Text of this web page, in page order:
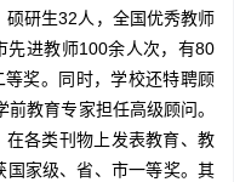
研生32人，全国优秀教师
先进教师100余人次，有80
奖。同时，学校还特聘顾
教育专家担任高级顾问。
各类刊物上发表教育、教
家级、省、市一等奖。其